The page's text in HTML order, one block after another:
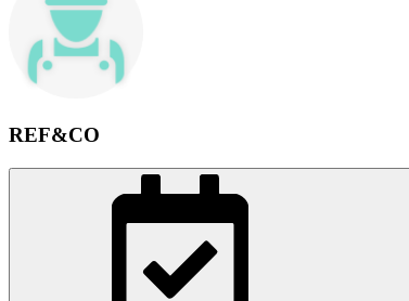
REF&CO